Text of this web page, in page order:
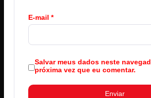
E-mail *
Salvar meus dados neste
próxima vez que eu comentar.